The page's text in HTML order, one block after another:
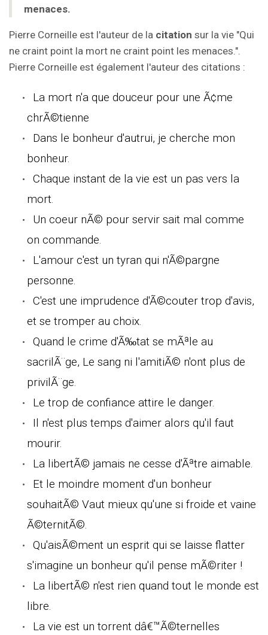
menaces.
Pierre Corneille est l'auteur de la citation sur la vie "Qui
ne craint point la mort ne craint point les menaces.".
Pierre Corneille est également l'auteur des citations :
La mort n'a que douceur pour une Ã¢me
chrÃ©tienne
Dans le bonheur d'autrui, je cherche mon
bonheur.
Chaque instant de la vie est un pas vers la
mort.
Un coeur nÃ© pour servir sait mal comme
on commande.
L'amour c'est un tyran qui n'Ã©pargne
personne.
C'est une imprudence d'Ã©couter trop d'avis,
et se tromper au choix.
Quand le crime d'Ã‰tat se mÃªle au
sacrilÃ¨ge, Le sang ni l'amitiÃ© n'ont plus de
privilÃ¨ge.
Le trop de confiance attire le danger.
Il n'est plus temps d'aimer alors qu'il faut
mourir.
La libertÃ© jamais ne cesse d'Ãªtre aimable.
Et le moindre moment d'un bonheur
souhaitÃ© Vaut mieux qu'une si froide et vaine
Ã©ternitÃ©.
Qu'aisÃ©ment un esprit qui se laisse flatter
s'imagine un bonheur qu'il pense mÃ©riter !
La libertÃ© n'est rien quand tout le monde est
libre.
La vie est un torrent dâ€™Ã©ternelles